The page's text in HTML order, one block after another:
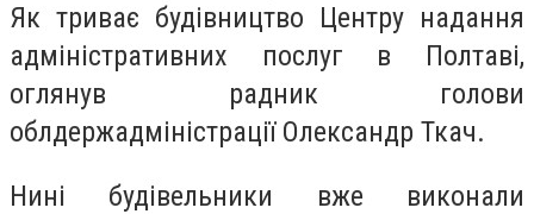
Як триває будівництво Центру надання
адміністративних послуг в Полтаві,
оглянув радник голови
облдержадміністрації Олександр Ткач.
Нині будівельники вже виконали